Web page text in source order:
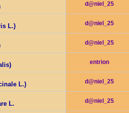
d@niel_25
L.) d@niel_25
d@niel_25
entrion
L.) d@niel_25
L. d@niel_25